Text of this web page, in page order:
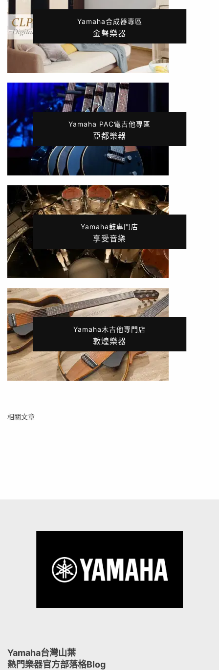
Yamaha合成器專區
金聲樂器
Yamaha PAC電吉他專區
亞都樂器
Yamaha鼓專門店
享受音樂
Yamaha木吉他專門店
敦煌樂器
相關文章
Yamaha台灣山葉
熱門樂器官方部落格Blog